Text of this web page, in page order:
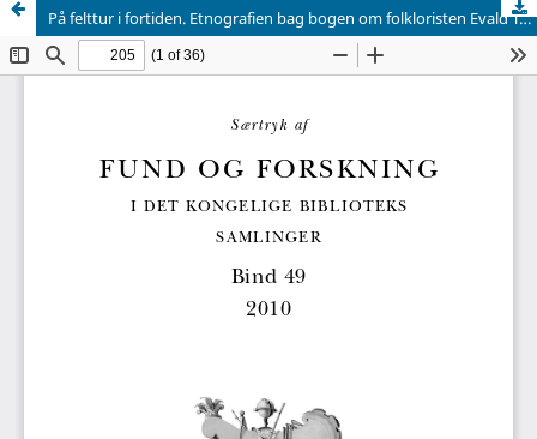
På felttur i fortiden. Etnografien bag bogen om folkloristen Evald Tang Kristensens fodtur blandt folk på heden 1873